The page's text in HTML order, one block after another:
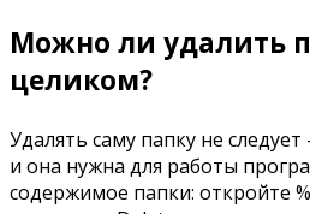
Можно ли удалить
целиком?
Удалять саму папку не
и она нужна для работы
содержимое папки: откройте